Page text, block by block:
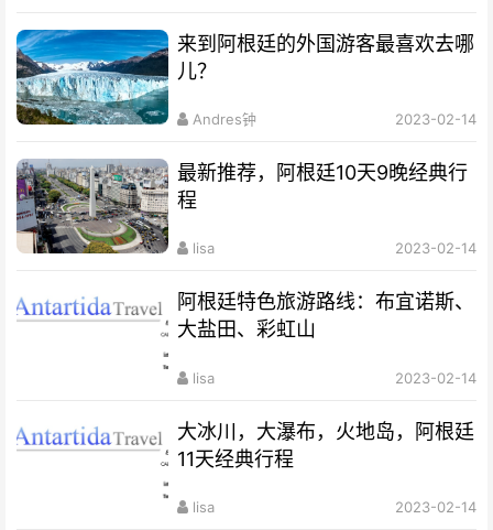
来到阿根廷的外国游客最喜欢去哪
儿？
Andres钟 2023-02-14
最新推荐，阿根廷10天9晚经典行
程
lisa 2023-02-14
阿根廷特色旅游路线：布宜诺斯、
大盐田、彩虹山
lisa 2023-02-14
大冰川，大瀑布，火地岛，阿根廷
11天经典行程
lisa 2023-02-14